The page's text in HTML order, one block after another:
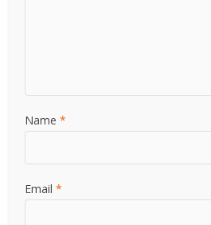
Name *
Email *